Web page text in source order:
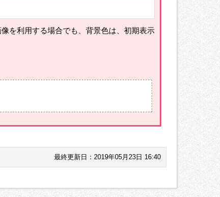
を利用する場合でも、背景色は、初期表示
最終更新日：2019年05月23日 16:40